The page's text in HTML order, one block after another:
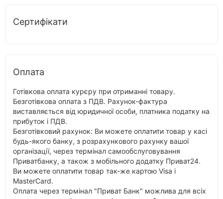
Сертифікати
Оплата
Готівкова оплата курєру при отриманні товару.
Безготівкова оплата з ПДВ. Рахунок-фактура
виставляється від юридичної особи, платника податку на
прибуток і ПДВ.
Безготівковий рахунок: Ви можете оплатити товар у касі
будь-якого банку, з розрахункового рахунку вашої
організації, через термінал самообслуговування
Приватбанку, а також з мобільного додатку Приват24.
Ви можете оплатити товар так-же картою Visa і
MasterCard.
Оплата через термінал "Приват Банк" можлива для всіх